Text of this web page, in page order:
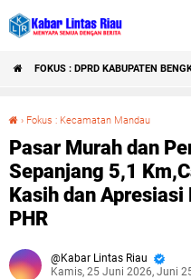
FOKUS : DPRD KABUPATEN
› Fokus : Kecamatan Mandau
Pasar Murah dan
Sepanjang 5,1
Kasih dan
PHR
Kabar Lintas Riau
Kamis, 25 Juni 2026, Juni